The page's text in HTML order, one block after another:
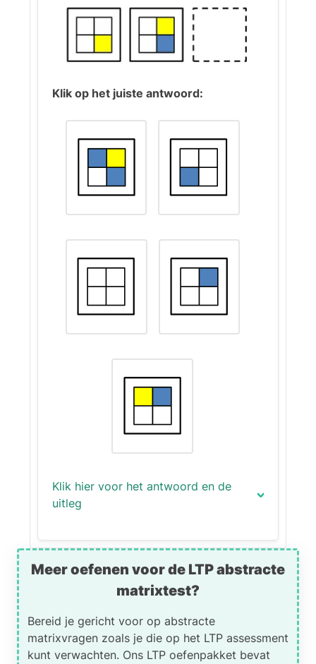
horizontale lijnen verdwijnen in
een specifiek vlak. Dit patroon
zie je in alle drie de rijen terug. In
de middelste kolom verandert
de rechterkolom het vlak
Belangrijk is dat elk figuur start
de onderste rij begint het eerste
figuur met alleen verticale lijnen
horizontale lijnen ook, waardoor
dit vlak helemaal leeg wordt.
Het juiste antwoord volgt dit
patroon: een figuur met een leeg
vlak linksboven, verticale lijnen
rechtsboven en onveranderde
Klik op het juiste antwoord:
Klik hier voor het antwoord en de
uitleg
Het juiste antwoord is (4):
Uitleg:
linksonder altijd wit. Dat moet in
het ontbrekende vakje dus ook
zo zijn. Optie 2 valt daardoor af,
Meer oefenen voor de LTP abstracte
matrixtest?
Bereid je gericht voor op abstracte
matrixvragen zoals je die op het LTP assessment
kunt verwachten. Ons LTP oefenpakket bevat